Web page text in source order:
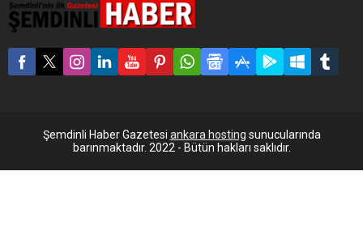
Müfettişliğine atanan
Şemdinli Kaymakamı Yakup
Güven, esnafla vedalaştı.
İlçe merkezinde esnaf ve
zaman kendisine sahip
çıktığını belirten Güven,...
Şemdinli Haber Gazetesi ankara hosting sunucularında
barınmaktadır. 2022 - Bütün hakları saklıdır.